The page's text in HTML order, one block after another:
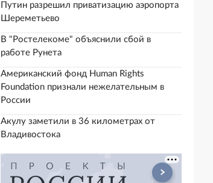
Путин разрешил приватизацию аэропорта
Шереметьево
В "Ростелекоме" объяснили сбой в
работе Рунета
Американский фонд Human Rights
Foundation признали нежелательным в
России
Акулу заметили в 36 километрах от
Владивостока